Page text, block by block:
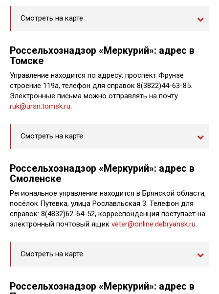
Смотреть на карте
Россельхознадзор «Меркурий»: адрес в
Томске
Управление находится по адресу: проспект Фрунзе
строение 119а, телефон для справок 8(3822)44-63-85.
Электронные письма можно отправлять на почту
ruk@ursn.tomsk.ru.
Смотреть на карте
Россельхознадзор «Меркурий»: адрес в
Смоленске
Региональное управление находится в Брянской области,
посёлок Путевка, улица Рославльская 3. Телефон для
справок: 8(4832)62-64-52, корреспонденция поступает на
электронный почтовый ящик veter@online.debryansk.ru.
Смотреть на карте
Россельхознадзор «Меркурий»: адрес в